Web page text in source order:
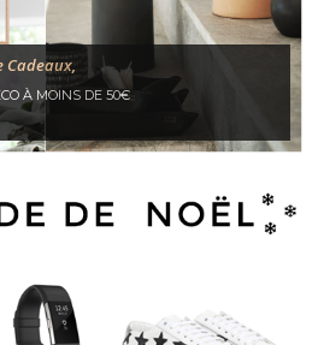
Cadeaux,
À MOINS DE 50€